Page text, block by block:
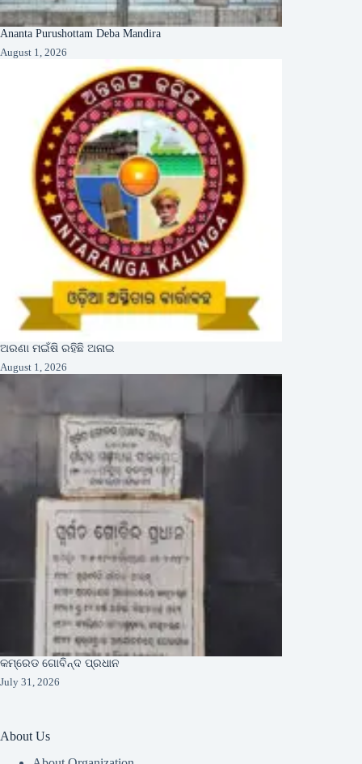
Ananta Purushottam Deba Mandira
August 1, 2026
ଅରଣା ମଇଁଷି ରହିଛି ଅନାଇ
August 1, 2026
କମ୍ରେଡ ଗୋବିନ୍ଦ ପ୍ରଧାନ
July 31, 2026
About Us